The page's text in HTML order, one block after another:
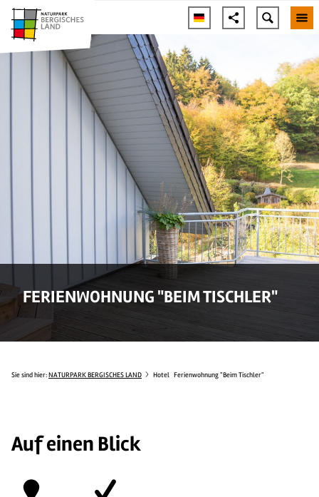
FERIENWOHNUNG "BEIM TISCHLER"
Sie sind hier:NATURPARK BERGISCHES LAND Hotel Ferienwohnung "Beim Tischler"
Auf einen Blick